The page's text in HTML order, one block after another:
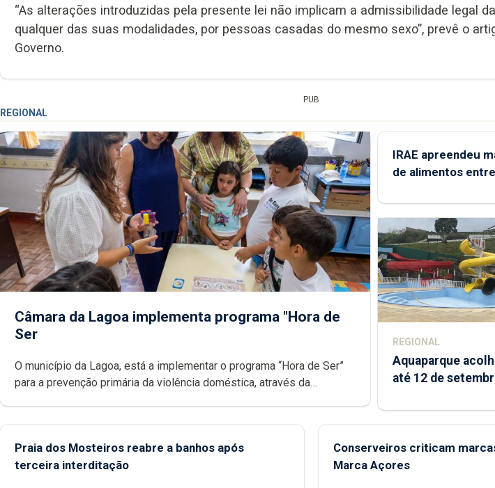
“As alterações introduzidas pela presente lei não implicam a admissibilidade legal
qualquer das suas modalidades, por pessoas casadas do mesmo sexo”, prevê o
Governo.
PUB
REGIONAL
Câmara da Lagoa implementa programa "Hora de
Ser
O município da Lagoa, está a implementar o programa “Hora de Ser”
para a prevenção primária da violência doméstica, através da
IRAE apreendeu
de alimentos
REGIONAL
Aquaparque
até 12 de
Praia dos Mosteiros reabre a banhos após
terceira interditação
Conserveiros criticam
Marca Açores